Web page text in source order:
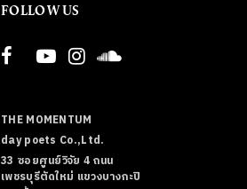
FOLLOW US
THE MOMENTUM
day poets Co.,Ltd.
33 ซอยศูนย์วิจัย 4 ถนน
เพชรบุรีตัดใหม่ แขวงบางกะปิ